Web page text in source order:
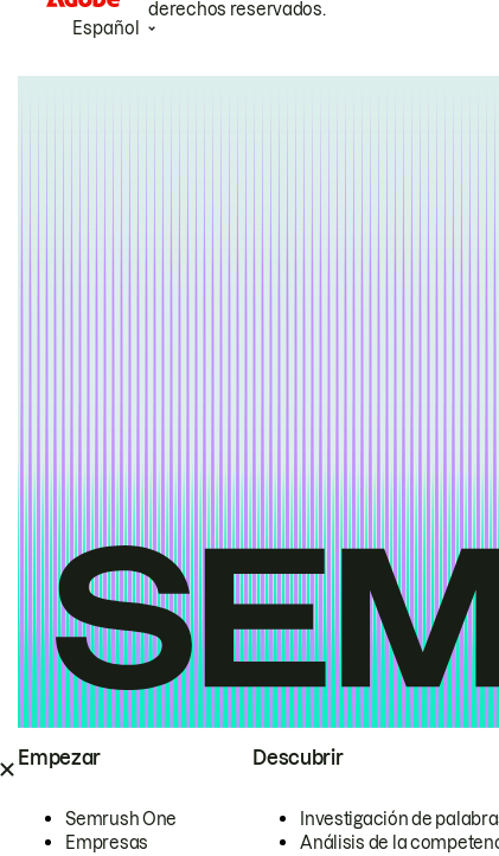
Empezar
Semrush One
Empresas
Descubrir
Investigación de
Análisis de la
derechos reservados.
Español